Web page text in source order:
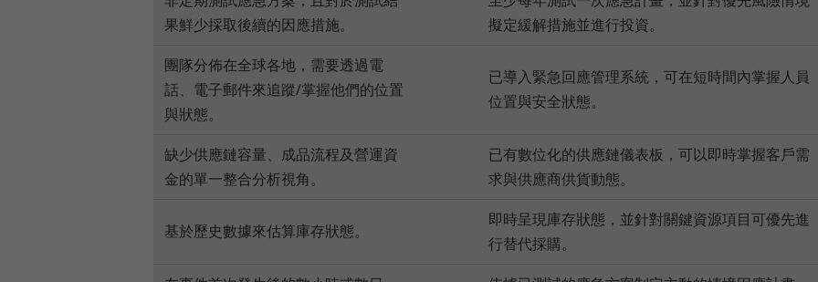
果鮮少採取後續的因應措施。
擬定緩解措施並進行投資。
團隊分佈在全球各地，需要透過電
話、電子郵件來追蹤/掌握他們的位置
與狀態。
已導入緊急回應管理系統，可在短時間內掌握人員
位置與安全狀態。
缺少供應鏈容量、成品流程及營運資
金的單一整合分析視角。
已有數位化的供應鏈儀表板，可以即時掌握客戶需
求與供應商供貨動態。
基於歷史數據來估算庫存狀態。
即時呈現庫存狀態，並針對關鍵資源項目可優先進
行替代採購。